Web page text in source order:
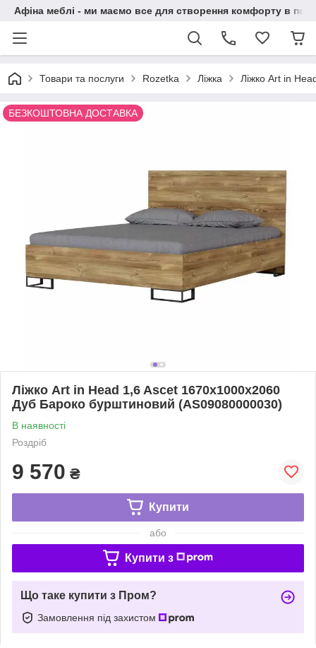
Афіна меблі - ми маємо все для створення комфорту в
Товари та послуги Rozetka Ліжка Ліжко Art in
БЕЗКОШТОВНА ДОСТАВКА
Ліжко Art in Head 1,6 Ascet 1670x1000x2060
Дуб Бароко бурштиновий (AS09080000030)
В наявності
Роздріб
9 570 ₴
Купити
або
Купити з
Що таке купити з Пром?
Замовлення під захистом